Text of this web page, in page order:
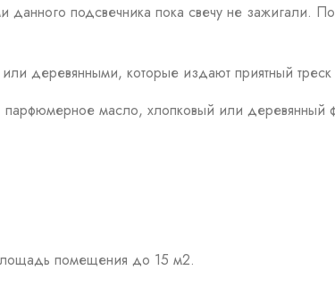
данного подсвечника пока свечу не
деревянными, которые издают приятный
парфюмерное масло, хлопковый или деревянный
помещения до 15 м2.